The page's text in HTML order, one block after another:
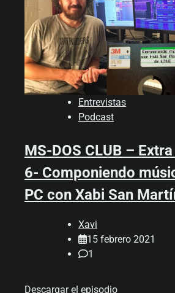
Entrevistas
Podcast
MS-DOS CLUB –
6- Componiendo
PC con Xabi San
Xavi
15 febrero 2021
1
Descargar el episodio